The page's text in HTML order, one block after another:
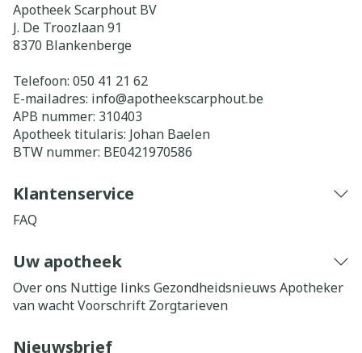
Apotheek Scarphout BV
J. De Troozlaan 91
8370 Blankenberge
Telefoon: 050 41 21 62
E-mailadres: info@apotheekscarphout.be
APB nummer: 310403
Apotheek titularis: Johan Baelen
BTW nummer: BE0421970586
Klantenservice
FAQ
Uw apotheek
Over ons Nuttige links Gezondheidsnieuws Apotheker
van wachtVoorschrift Zorgtarieven
Nieuwsbrief